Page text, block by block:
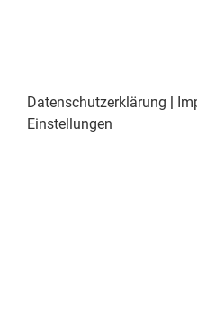
Datenschutzerklärung
Einstellungen